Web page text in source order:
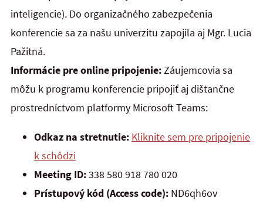
inteligencie). Do organizačného zabezpečenia
konferencie sa za našu univerzitu zapojila aj Mgr. Lucia
Pažitná.
Informácie pre online pripojenie:Záujemcovia sa
môžu k programu konferencie pripojiť aj dištančne
prostredníctvom platformy Microsoft Teams:
Odkaz na stretnutie: Kliknite sem pre pripojenie
k schôdzi
Meeting ID:338 580 918 780 020
Prístupový kód (Access code): ND6qh6ov